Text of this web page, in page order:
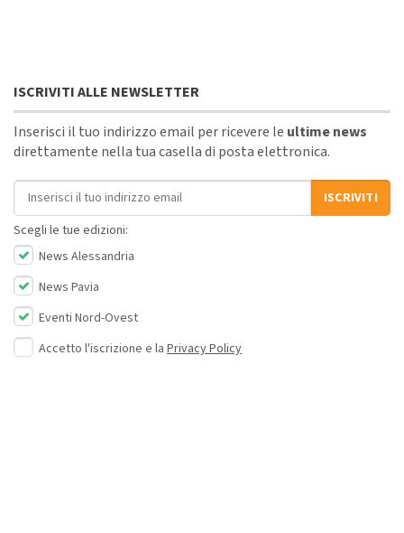
ISCRIVITI ALLE NEWSLETTER
Inserisci il tuo indirizzo email per ricevere le ultime news
direttamente nella tua casella di posta elettronica.
Indirizzo email
ISCRIVITI
Scegli le tue edizioni:
News Alessandria
News Pavia
Eventi Nord-Ovest
Accetto l'iscrizione e la Privacy Policy